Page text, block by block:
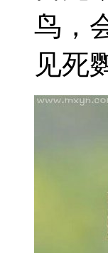
鸟，
见死